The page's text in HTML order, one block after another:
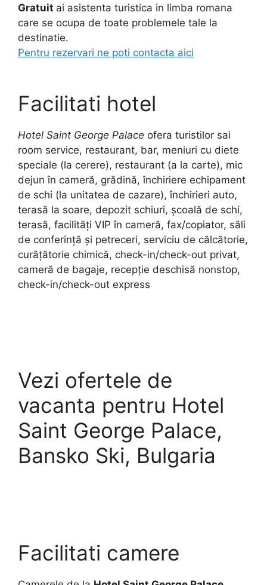
Gratuit ai asistenta turistica in limba romana
care se ocupa de toate problemele tale la
destinatie.
Pentru rezervari ne poti contacta aici
Facilitati hotel
Hotel Saint George Palace ofera turistilor sai
room service, restaurant, bar, meniuri cu diete
speciale (la cerere), restaurant (a la carte), mic
dejun în cameră, grădină, închiriere echipament
de schi (la unitatea de cazare), închirieri auto,
terasă la soare, depozit schiuri, şcoală de schi,
terasă, facilităţi VIP în cameră, fax/copiator, săli
de conferinţă şi petreceri, serviciu de călcătorie,
curăţătorie chimică, check-in/check-out privat,
cameră de bagaje, recepţie deschisă nonstop,
check-in/check-out express
Vezi ofertele de
vacanta pentru Hotel
Saint George Palace,
Bansko Ski, Bulgaria
Facilitati camere